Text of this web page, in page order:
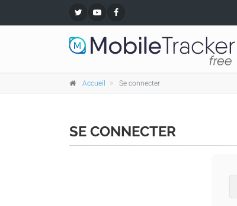
Accueil Se connecter
SE CONNECTER